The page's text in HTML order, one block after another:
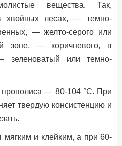
вещества. Так,
хвойных лесах, — темно-
— желто-серого или
зоне, — коричневого, в
зеленоватый или темно-
прополиса — 80-104 °С. При
твердую консистенцию и
мягким и клейким, а при 60-